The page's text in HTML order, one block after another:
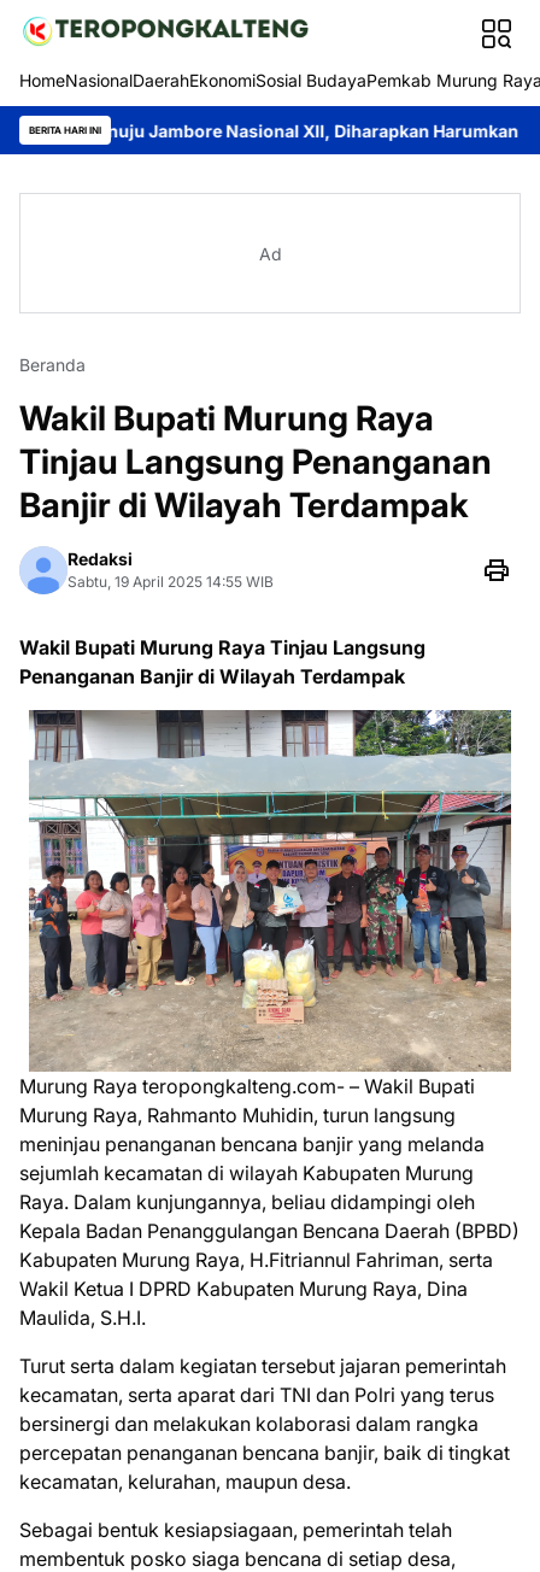
HomeNasionalDaerahEkonomiSosial BudayaPemkab Murung
BERITA HARI INI
Jambore Nasional XII, Diharapkan Harumkan Nama Daerah
Ad
Beranda
Wakil Bupati Murung Raya
Tinjau Langsung Penanganan
Banjir di Wilayah Terdampak
Redaksi
Sabtu, 19 April 2025 14:55 WIB
Wakil Bupati Murung Raya Tinjau Langsung
Penanganan Banjir di Wilayah Terdampak
Murung Raya teropongkalteng.com- – Wakil Bupati
Murung Raya, Rahmanto Muhidin, turun langsung
meninjau penanganan bencana banjir yang melanda
sejumlah kecamatan di wilayah Kabupaten Murung
Raya. Dalam kunjungannya, beliau didampingi oleh
Kepala Badan Penanggulangan Bencana Daerah (BPBD)
Kabupaten Murung Raya, H.Fitriannul Fahriman, serta
Wakil Ketua I DPRD Kabupaten Murung Raya, Dina
Maulida, S.H.I.
Turut serta dalam kegiatan tersebut jajaran pemerintah
kecamatan, serta aparat dari TNI dan Polri yang terus
bersinergi dan melakukan kolaborasi dalam rangka
percepatan penanganan bencana banjir, baik di tingkat
kecamatan, kelurahan, maupun desa.
Sebagai bentuk kesiapsiagaan, pemerintah telah
membentuk posko siaga bencana di setiap desa,